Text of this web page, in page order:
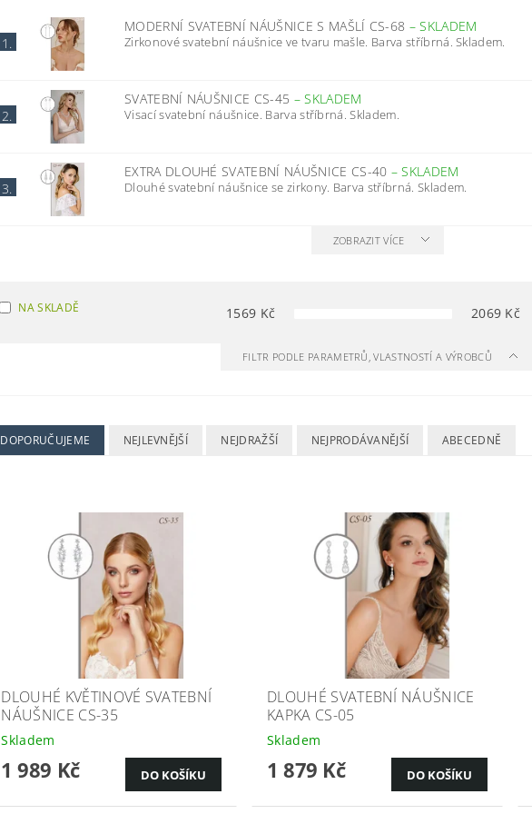
1.
MODERNÍ SVATEBNÍ NÁUŠNICE S MAŠLÍ CS-68 –SKLADEM
Zirkonové svatební náušnice ve tvaru mašle. Barva stříbrná. Skladem.
2.
SVATEBNÍ NÁUŠNICE CS-45 –SKLADEM
Visací svatební náušnice. Barva stříbrná. Skladem.
3.
EXTRA DLOUHÉ SVATEBNÍ NÁUŠNICE CS-40 –SKLADEM
Dlouhé svatební náušnice se zirkony. Barva stříbrná. Skladem.
ZOBRAZIT VÍCE
NA SKLADĚ 1569 Kč 2069 Kč
FILTR PODLE PARAMETRŮ, VLASTNOSTÍ A VÝROBCŮ
DOPORUČUJEME NEJLEVNĚJŠÍ NEJDRAŽŠÍ NEJPRODÁVANĚJŠÍ ABECEDNĚ
DLOUHÉ KVĚTINOVÉ SVATEBNÍ
NÁUŠNICE CS-35
Skladem
1 989 Kč
DLOUHÉ SVATEBNÍ NÁUŠNICE
KAPKA CS-05
Skladem
1 879 Kč